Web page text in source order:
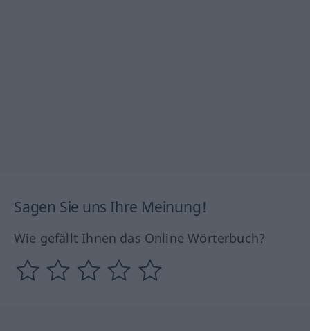
Sagen Sie uns Ihre Meinung!
Wie gefällt Ihnen das Online Wörterbuch?